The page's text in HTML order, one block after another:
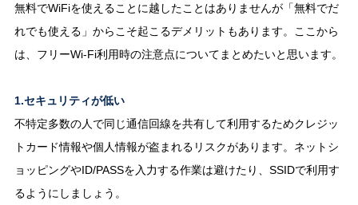
無料でWiFiを使えることに越したことはありませんが「無料でだ
れでも使える」からこそ起こるデメリットもあります。ここから
は、フリーWi-Fi利用時の注意点についてまとめたいと思います。
1.セキュリティが低い
不特定多数の人で同じ通信回線を共有して利用するためクレジッ
トカード情報や個人情報が盗まれるリスクがあります。ネットシ
ョッピングやID/PASSを入力する作業は避けたり、SSIDで利用す
るようにしましょう。